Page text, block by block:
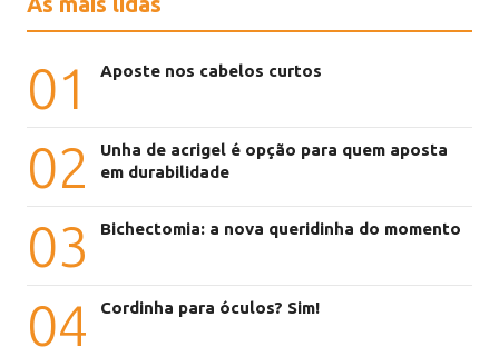
01 Aposte nos cabelos curtos
02
Unha de acrigel é opção para quem aposta
em durabilidade
03 Bichectomia: a nova queridinha do momento
04 Cordinha para óculos? Sim!